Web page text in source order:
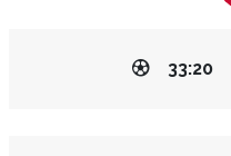
33:20